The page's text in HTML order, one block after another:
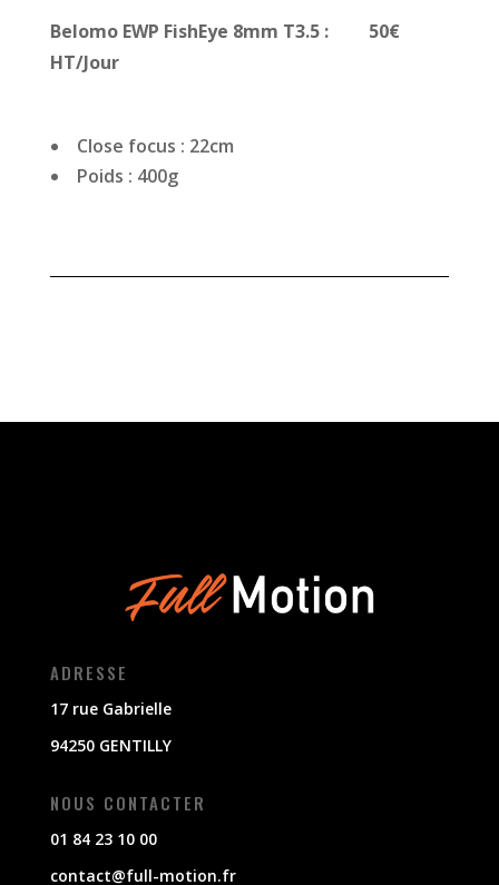
Belomo EWP FishEye 8mm T3.5: 50€
HT/Jour
Close focus : 22cm
Poids : 400g
ADRESSE
17 rue Gabrielle
94250 GENTILLY
NOUS CONTACTER
01 84 23 10 00
contact@full-motion.fr